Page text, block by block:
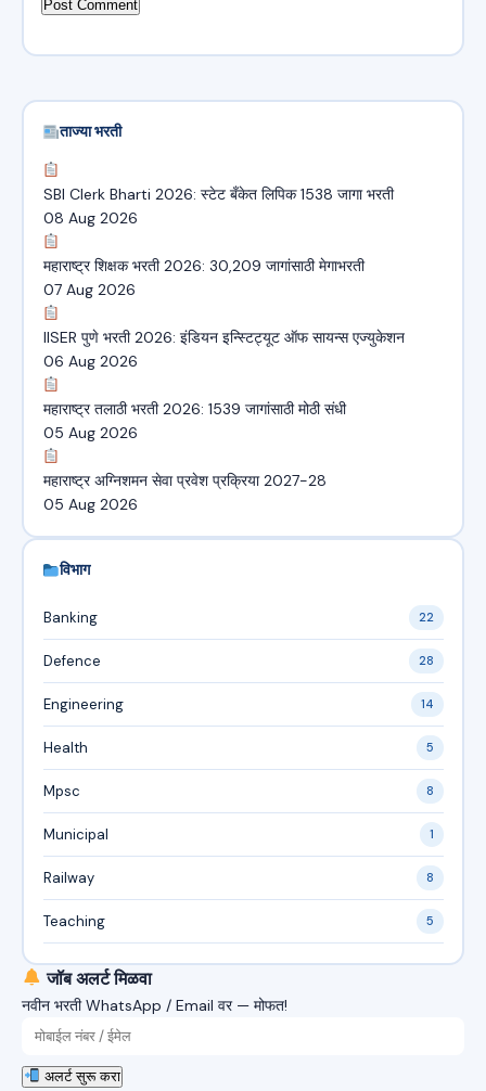
ताज्या भरती
SBI Clerk Bharti 2026: स्टेट बँकेत लिपिक 1538 जागा भरती
08 Aug 2026
महाराष्ट्र शिक्षक भरती 2026: 30,209 जागांसाठी मेगाभरती
07 Aug 2026
IISER पुणे भरती 2026: इंडियन इन्स्टिट्यूट ऑफ सायन्स एज्युकेशन
06 Aug 2026
महाराष्ट्र तलाठी भरती 2026: 1539 जागांसाठी मोठी संधी
05 Aug 2026
महाराष्ट्र अग्निशमन सेवा प्रवेश प्रक्रिया 2027-28
05 Aug 2026
विभाग
Banking 22
Defence 28
Engineering 14
Health 5
Mpsc 8
Municipal 1
Railway 8
Teaching 5
जॉब अलर्ट मिळवा
नवीन भरती WhatsApp / Email वर — मोफत!
अलर्ट सुरू करा